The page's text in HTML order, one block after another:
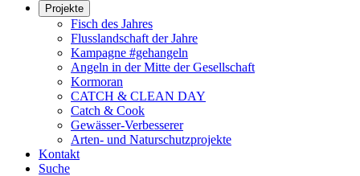
Projekte
Fisch des Jahres
Flusslandschaft der Jahre
Kampagne #gehangeln
Angeln in der Mitte der Gesellschaft
Kormoran
CATCH & CLEAN DAY
Catch & Cook
Gewässer-Verbesserer
Arten- und Naturschutzprojekte
Kontakt
Suche